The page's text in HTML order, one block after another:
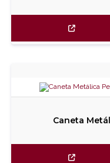
Caneta